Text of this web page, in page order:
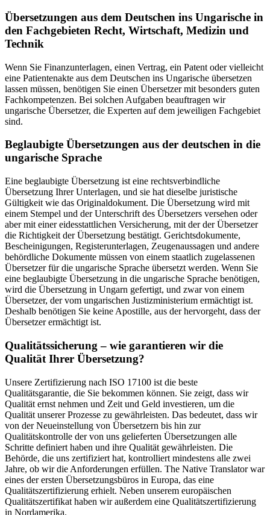
Übersetzungen aus dem Deutschen ins Ungarische in
den Fachgebieten Recht, Wirtschaft, Medizin und
Technik
Wenn Sie Finanzunterlagen, einen Vertrag, ein Patent oder vielleicht
eine Patientenakte aus dem Deutschen ins Ungarische übersetzen
lassen müssen, benötigen Sie einen Übersetzer mit besonders guten
Fachkompetenzen. Bei solchen Aufgaben beauftragen wir
ungarische Übersetzer, die Experten auf dem jeweiligen Fachgebiet
sind.
Beglaubigte Übersetzungen aus der deutschen in die
ungarische Sprache
Eine beglaubigte Übersetzung ist eine rechtsverbindliche
Übersetzung Ihrer Unterlagen, und sie hat dieselbe juristische
Gültigkeit wie das Originaldokument. Die Übersetzung wird mit
einem Stempel und der Unterschrift des Übersetzers versehen oder
aber mit einer eidesstattlichen Versicherung, mit der der Übersetzer
die Richtigkeit der Übersetzung bestätigt. Gerichtsdokumente,
Bescheinigungen, Registerunterlagen, Zeugenaussagen und andere
behördliche Dokumente müssen von einem staatlich zugelassenen
Übersetzer für die ungarische Sprache übersetzt werden. Wenn Sie
eine beglaubigte Übersetzung in die ungarische Sprache benötigen,
wird die Übersetzung in Ungarn gefertigt, und zwar von einem
Übersetzer, der vom ungarischen Justizministerium ermächtigt ist.
Deshalb benötigen Sie keine Apostille, aus der hervorgeht, dass der
Übersetzer ermächtigt ist.
Qualitätssicherung – wie garantieren wir die
Qualität Ihrer Übersetzung?
Unsere Zertifizierung nach ISO 17100 ist die beste
Qualitätsgarantie, die Sie bekommen können. Sie zeigt, dass wir
Qualität ernst nehmen und Zeit und Geld investieren, um die
Qualität unserer Prozesse zu gewährleisten. Das bedeutet, dass wir
von der Neueinstellung von Übersetzern bis hin zur
Qualitätskontrolle der von uns gelieferten Übersetzungen alle
Schritte definiert haben und ihre Qualität gewährleisten. Die
Behörde, die uns zertifiziert hat, kontrolliert mindestens alle zwei
Jahre, ob wir die Anforderungen erfüllen. The Native Translator war
eines der ersten Übersetzungsbüros in Europa, das eine
Qualitätszertifizierung erhielt. Neben unserem europäischen
Qualitätszertifikat haben wir außerdem eine Qualitätszertifizierung
in Nordamerika.